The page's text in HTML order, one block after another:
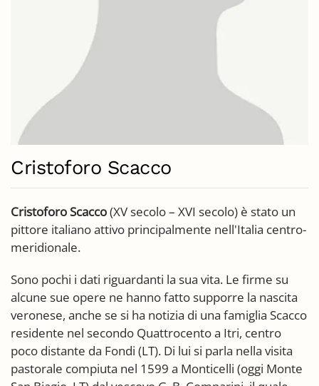
Cristoforo Scacco
Cristoforo Scacco(XV secolo – XVI secolo) è stato un
pittore italiano attivo principalmente nell'Italia centro-
meridionale.
Sono pochi i dati riguardanti la sua vita. Le firme su
alcune sue opere ne hanno fatto supporre la nascita
veronese, anche se si ha notizia di una famiglia Scacco
residente nel secondo Quattrocento a Itri, centro
poco distante da Fondi (LT). Di lui si parla nella visita
pastorale compiuta nel 1599 a Monticelli (oggi Monte